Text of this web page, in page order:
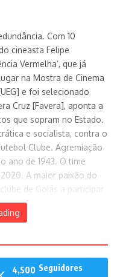
Com 10
cineasta Felipe
Vermelha’, que já
na Mostra de Cinema
e foi selecionado
Cruz [Favera], aponta a
que sopram no Estado.
e socialista, contra o
Clube. Agremiação
ano de 1943. O time
A maior paixão do
de Goiás a participar
O primeiro tricampeão
[1977, 1978, 1979,
Competição
O maior público
dos últimos dez anos. De
4,500 Seguidores